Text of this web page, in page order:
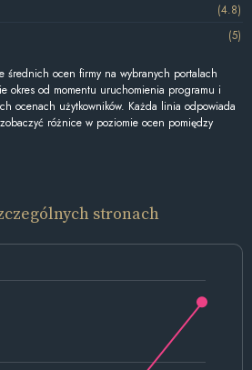
(4.8)
(5)
średnich ocen firmy na wybranych portalach
okres od momentu uruchomienia programu i
ocenach użytkowników. Każda linia odpowiada
różnice w poziomie ocen pomiędzy
stronach